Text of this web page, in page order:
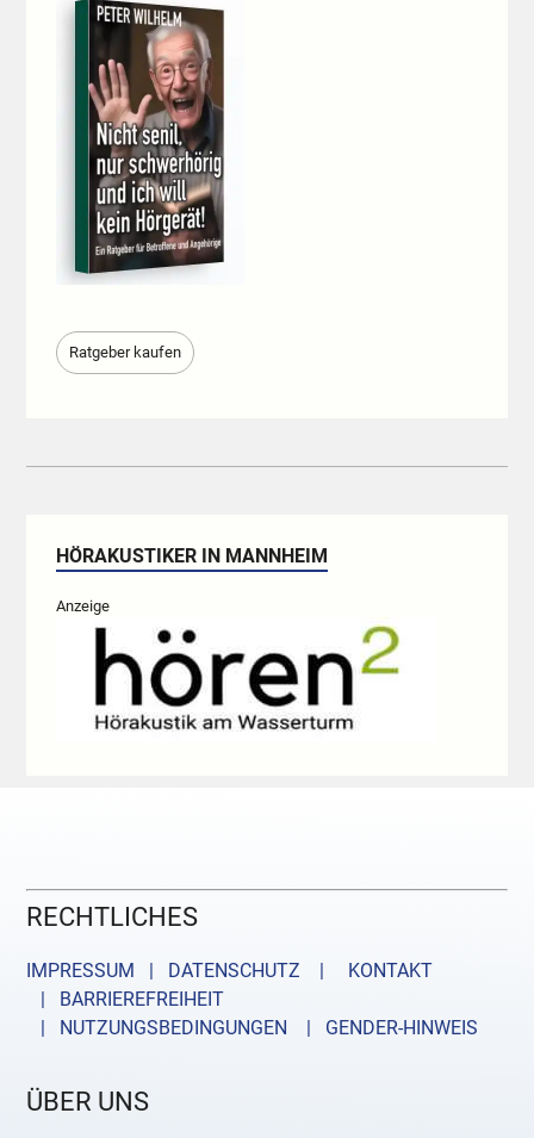
Ratgeber kaufen
HÖRAKUSTIKER IN MANNHEIM
Anzeige
RECHTLICHES
IMPRESSUM | DATENSCHUTZ |
KONTAKT
| BARRIEREFREIHEIT
| NUTZUNGSBEDINGUNGEN
| GENDER-HINWEIS
ÜBER UNS